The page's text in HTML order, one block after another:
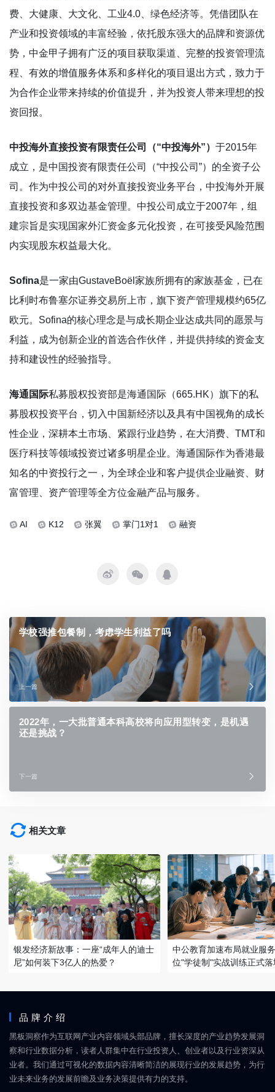
费、大健康、大文化、工业4.0、绿色经济等。凭借团队在
产业和投资领域的丰富经验，依托股东强大的品牌和资源优
势，中金甲子拥有广泛的项目获取渠道、完整的投资管理流
程、有效的增值服务体系和多样化的项目退出方式，致力于
为合作企业带来持续的价值提升，并为投资人带来理想的投
资回报。
中投海外直接投资有限责任公司（“中投海外”） 于2015年
成立，是中国投资有限责任公司（“中投公司”）的全资子公
司。作为中投公司的对外直接投资业务平台，中投海外开展
直接投资和多双边基金管理。中投公司成立于2007年，组
建宗旨是实现国家外汇资金多元化投资，在可接受风险范围
内实现股东权益最大化。
Sofina是一家由GustaveBoël家族所拥有的家族基金，已在
比利时布鲁塞尔证券交易所上市，旗下资产管理规模约65亿
欧元。Sofina的核心理念是与成长期企业达成共同的愿景与
利益，成为创新企业的首选合作伙伴，并提供持续的资金支
持和建设性的经验指导。
海通国际私募股权投资部是海通国际（665.HK）旗下的私
募股权投资平台，切入中国新经济以及具有中国视角的成长
性企业，深耕本土市场、紧跟行业趋势，在大消费、TMT和
医疗科技等领域投资过诸多明星企业。海通国际作为香港最
知名的中资投行之一，为全球企业和客户提供企业融资、财
富管理、资产管理等全方位金融产品与服务。
AI K12 张翼 掌门1对1 融资
学校强推包餐制，考虑学生利益了吗
上一篇
2022年，一大批普通本科高校将向应用型转变，是机遇
还是挑战？
下一篇
相关文章
银发经济新故事：一座“成年人的迪士
尼”如何装下3亿人的热爱？
中公教育加速布局就业服
位"学徒制"实战训练正式落
品牌介绍
黑板洞察作为互联网产业内容领域头部品牌，擅长深度的产业趋势发展洞
察和行业数据分析，读者人群集中在行业投资人、创业者以及行业资深从
业者。我们通过可视化的数据内容清晰简洁的展现行业的发展趋势，为行
业未来业务的发展前瞻及业务决策提供有力的支持。